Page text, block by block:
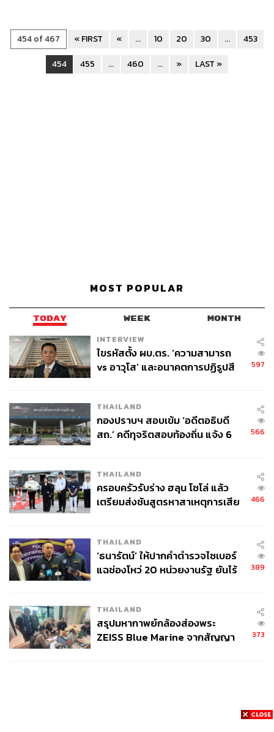
454 of 467 « FIRST « ... 10 20 30 ...
453
454
455 ... 460 ... » LAST »
MOST POPULAR
TODAY WEEK MONTH
INTERVIEW
ไขรหัสตั้ง ผบ.ตร. ‘ความสามารถ
vs อาวุโส’ และอนาคตการปฏิรูปสี
597
THAILAND
กองปราบฯ สอบเข้ม ‘อดีตอธิบดี
สถ.’ คดีทุจริตสอบท้องถิ่น แจ้ง 6
566
THAILAND
ครอบครัวรับร่าง ฮลุน โซโล่ แล้ว
เตรียมส่งชันสูตรหาสาเหตุการเสีย
466
THAILAND
‘ธนารัตน์’ ให้ปากคำตำรวจไซเบอร์
แฉช่องโหว่ 20 หน่วยงานรัฐ ยันไร้
389
THAILAND
สรุปมหากาพย์กล้องส่องพระ
ZEISS Blue Marine จากสัญญา
373